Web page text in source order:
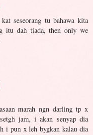
seseorang tu bahawa kita
itu dah tiada, then only we
marah ngn darling tp x
jam, i akan senyap dia
i pun x leh bygkan kalau dia